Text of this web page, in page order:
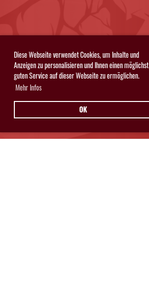
Diese Webseite verwendet Cookies, um Inhalte und
Anzeigen zu personalisieren und Ihnen einen möglichst
guten Service auf dieser Webseite zu ermöglichen.
Mehr Infos
OK